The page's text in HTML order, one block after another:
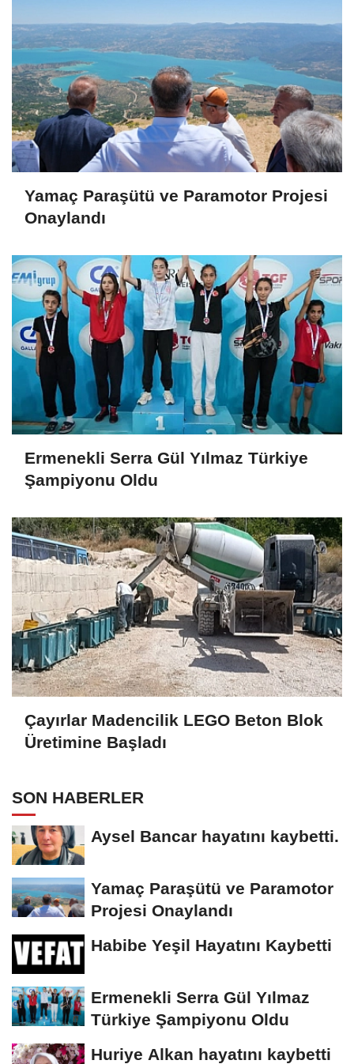
Yamaç Paraşütü ve Paramotor Projesi
Onaylandı
Ermenekli Serra Gül Yılmaz Türkiye
Şampiyonu Oldu
Çayırlar Madencilik LEGO Beton Blok
Üretimine Başladı
SON HABERLER
Aysel Bancar hayatını kaybetti.
Yamaç Paraşütü ve Paramotor
Projesi Onaylandı
Habibe Yeşil Hayatını Kaybetti
Ermenekli Serra Gül Yılmaz
Türkiye Şampiyonu Oldu
Huriye Alkan hayatını kaybetti